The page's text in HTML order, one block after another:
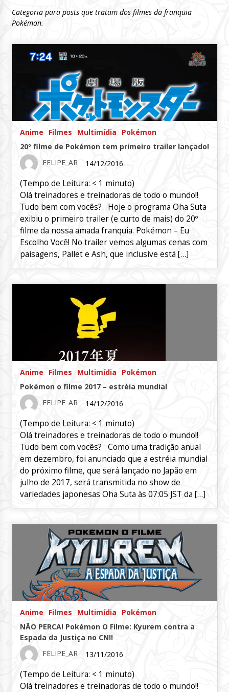
Categoria para posts que tratam dos filmes da franquia
Pokémon.
Anime Filmes Multimídia
Pokémon
20º filme de Pokémon tem primeiro trailer lançado!
FELIPE_AR
14/12/2016
(Tempo de Leitura: < 1 minuto)
Olá treinadores e treinadoras de todo o mundo!!
Tudo bem com vocês? Hoje o programa Oha Suta
exibiu o primeiro trailer (e curto de mais) do 20º
filme da nossa amada franquia. Pokémon – Eu
Escolho Você! No trailer vemos algumas cenas com
paisagens, Pallet e Ash, que inclusive está […]
Anime Filmes Multimídia
Pokémon
Pokémon o filme 2017 – estréia mundial
FELIPE_AR
14/12/2016
(Tempo de Leitura: < 1 minuto)
Olá treinadores e treinadoras de todo o mundo!!
Tudo bem com vocês? Como uma tradição anual
em dezembro, foi anunciado que a estréia mundial
do próximo filme, que será lançado no Japão em
julho de 2017, será transmitida no show de
variedades japonesas Oha Suta às 07:05 JST da […]
Anime Filmes Multimídia
Pokémon
NÃO PERCA! Pokémon O Filme: Kyurem contra a
Espada da Justiça no CN!!
FELIPE_AR
13/11/2016
(Tempo de Leitura: < 1 minuto)
Olá treinadores e treinadoras de todo o mundo!!